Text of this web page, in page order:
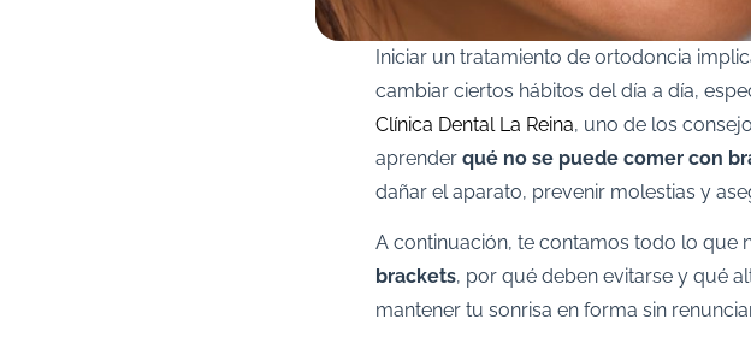
Iniciar un tratamiento de ortodoncia
cambiar ciertos hábitos del día a día,
Clínica Dental La Reina, uno de los
aprender qué no se puede comer con
dañar el aparato, prevenir molestias y
A continuación, te contamos todo lo que
brackets, por qué deben evitarse y qué
mantener tu sonrisa en forma sin